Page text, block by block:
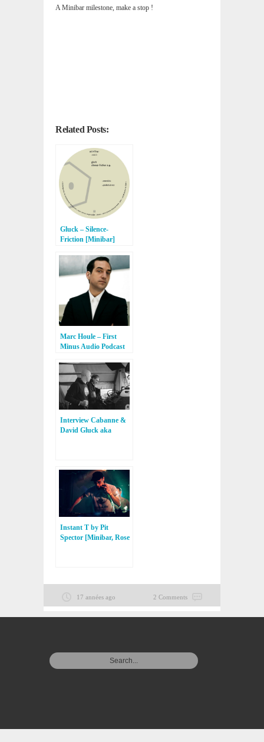
A Minibar milestone, make a stop !
Related Posts:
Gluck – Silence-
Friction [Minibar]
Marc Houle – First
Minus Audio Podcast
Interview Cabanne &
David Gluck aka
Instant T by Pit
Spector [Minibar, Rose
17 années ago 2 Comments